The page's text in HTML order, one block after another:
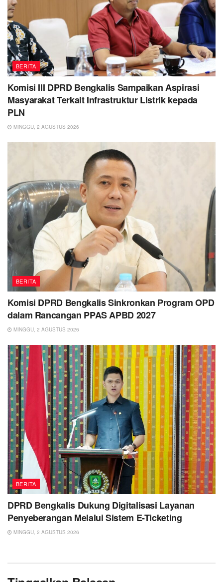
BERITA
Komisi III DPRD Bengkalis Sampaikan Aspirasi
Masyarakat Terkait Infrastruktur Listrik kepada
PLN
MINGGU, 2 AGUSTUS 2026
BERITA
Komisi DPRD Bengkalis Sinkronkan Program OPD
dalam Rancangan PPAS APBD 2027
MINGGU, 2 AGUSTUS 2026
BERITA
DPRD Bengkalis Dukung Digitalisasi Layanan
Penyeberangan Melalui Sistem E-Ticketing
MINGGU, 2 AGUSTUS 2026